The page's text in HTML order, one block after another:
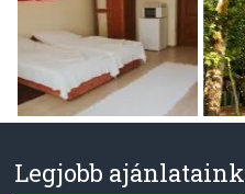
Legjobb ajánlataink